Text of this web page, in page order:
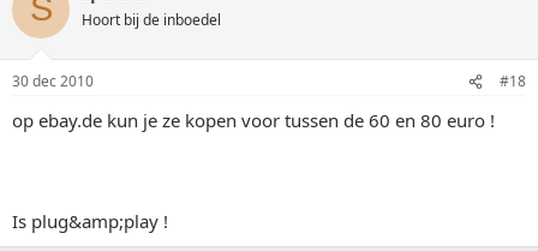
S Hoort bij de inboedel
30 dec 2010 #18
op ebay.de kun je ze kopen voor tussen de 60 en 80 euro !
Is plug&amp;play !